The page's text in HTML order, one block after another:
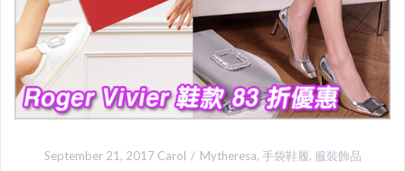
September 21, 2017 Carol Mytheresa, 手袋鞋履, 服裝飾品